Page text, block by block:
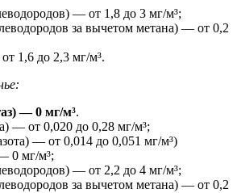
— от 1,8 до 3 мг/м³;
за вычетом метана) — от 0,2
1,6 до 2,3 мг/м³.
— 0 мг/м³.
— от 0,020 до 0,28 мг/м³;
— от 0,014 до 0,051 мг/м³)
0 мг/м³;
— от 2,2 до 4 мг/м³;
за вычетом метана) — от 0,2